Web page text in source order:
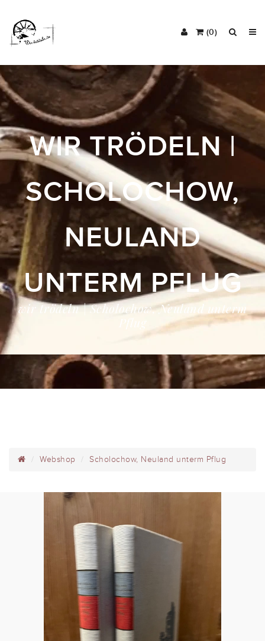
(0)
WIR TRÖDELN |
SCHOLOCHOW,
NEULAND
UNTERM PFLUG
wir trödeln | Scholochow, Neuland unterm
Webshop Scholochow, Neuland unterm Pflug